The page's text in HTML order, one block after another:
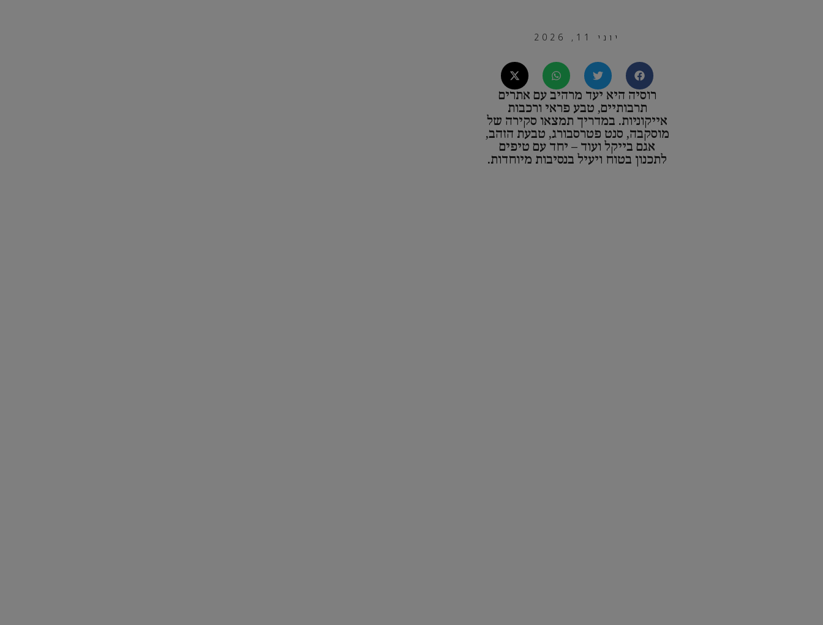
יוני 11, 2026
רוסיה היא יעד מרהיב עם אתרים
תרבותיים, טבע פראי ורכבות
אייקוניות. במדריך תמצאו סקירה של
מוסקבה, סנט פטרסבורג, טבעת הזהב,
אגם בייקל ועוד – יחד עם טיפים
לתכנון בטוח ויעיל בנסיבות מיוחדות.